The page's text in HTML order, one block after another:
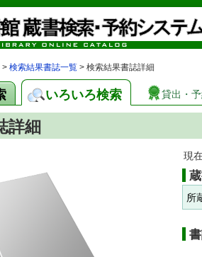
> 検索結果書誌一覧 > 検索結果書誌詳細
いろいろ検索 貸出・
詳細
現
所